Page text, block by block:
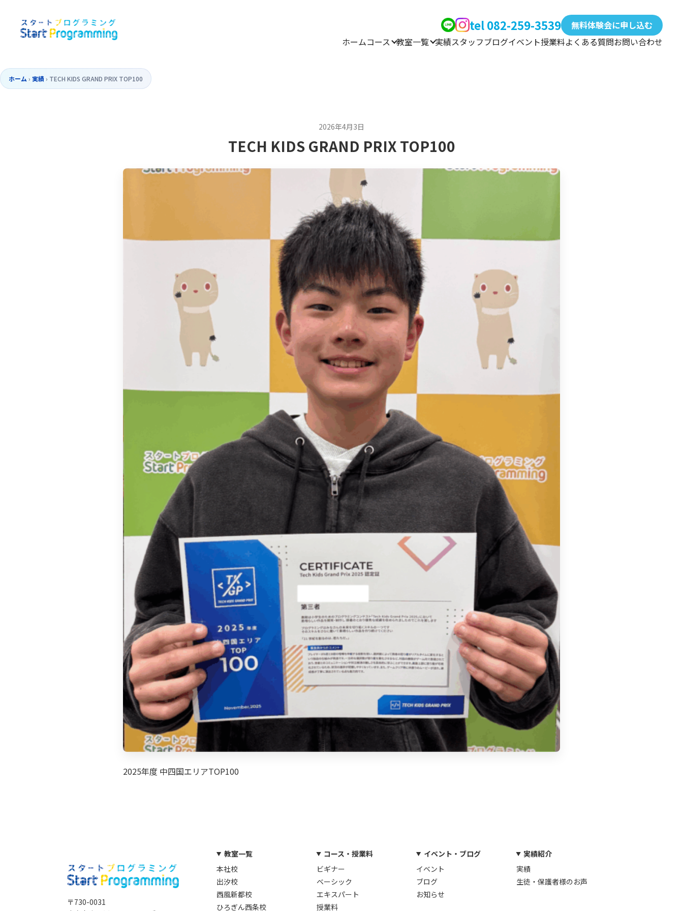
ホームコース 教室一覧 実績スタッフブログイベント授業料よくある質問お問い合わせ
tel 082-259-3539 無料体験会に申し込む
ホーム › 実績› TECH KIDS GRAND PRIX TOP100
2026年4月3日
TECH KIDS GRAND PRIX TOP100
2025年度 中四国エリアTOP100
〒730-0031
教室一覧
本社校
出汐校
西風新都校
ひろぎん西条校
コース・授業料
ビギナー
ベーシック
エキスパート
授業料
イベント・ブログ
イベント
ブログ
お知らせ
実績紹介
実績
生徒・保護者様のお声